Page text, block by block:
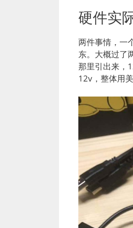
硬件实
两件事情，一
东。大概过了
那里引出来，
12v，整体用